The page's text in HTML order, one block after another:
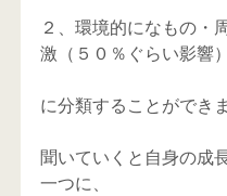
２、環境的になもの・
激（５０％ぐらい影響）
に分類することができ
聞いていくと自身の成
一つに、